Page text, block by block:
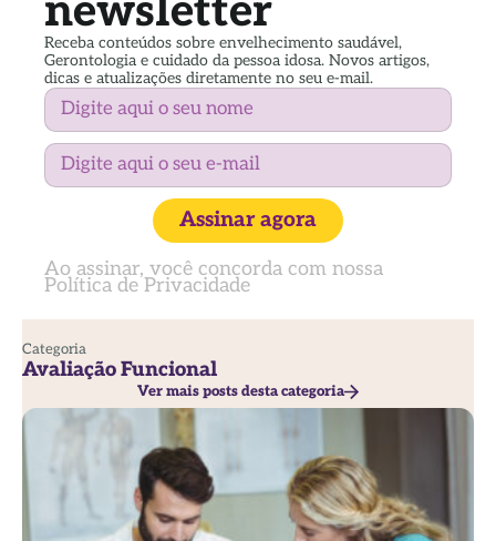
newsletter
Receba conteúdos sobre envelhecimento saudável,
Gerontologia e cuidado da pessoa idosa. Novos artigos,
dicas e atualizações diretamente no seu e-mail.
Assinar agora
Ao assinar, você concorda com nossa
Política de Privacidade
Categoria
Avaliação Funcional
Ver mais posts desta categoria